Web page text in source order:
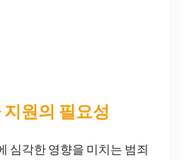
원의 필요성
심각한 영향을 미치는 범죄